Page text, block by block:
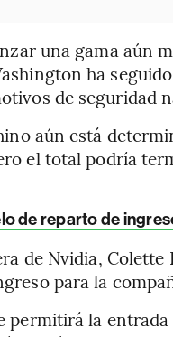
una gama aún
ha
de seguridad
aún está
el total podría
de reparto de
de Nvidia,
para la
permitirá la